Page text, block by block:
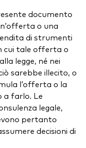
documento
o una
di strumenti
cui tale offerta o
legge, né nei
sarebbe illecito, o
l’offerta o la
a farlo. Le
legale,
pertanto
decisioni di